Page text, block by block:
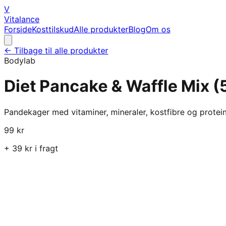
V
Vitalance
ForsideKosttilskudAlle produkterBlogOm os
← Tilbage til alle produkter
Bodylab
Diet Pancake & Waffle Mix
Pandekager med vitaminer, mineraler, kostfibre og
99 kr
+ 39 kr i fragt